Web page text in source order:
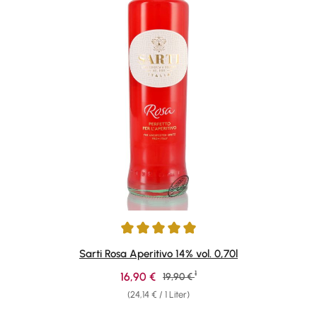
Durchschnittliche Bewertung von 5 von 5 Sternen
Sarti Rosa Aperitivo 14% vol. 0,70l
(24,14 € / 1 Liter)
Verkaufspreis:
16,90 € Regulärer Preis:
19,90 € 1